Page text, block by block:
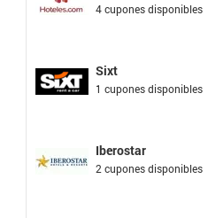
4 cupones disponibles
Sixt
1 cupones disponibles
Iberostar
2 cupones disponibles